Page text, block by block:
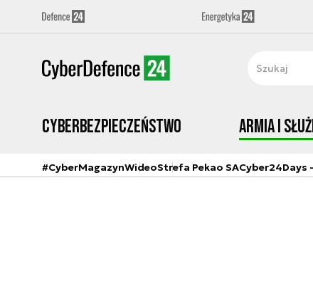
Cyberbezpieczeństwo Armia i
#CyberMagazynWideoStrefa Pekao SACyber24Days